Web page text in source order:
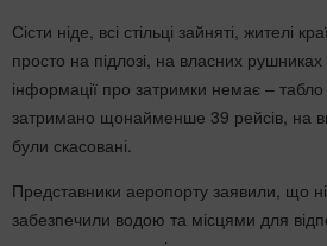
Сісти ніде, всі стільці зайняті, жителі
просто на підлозі, на власних
інформації про затримки немає – табло
затримано щонайменше 39 рейсів, на
були скасовані.
Представники аеропорту заявили, що
забезпечили водою та місцями для